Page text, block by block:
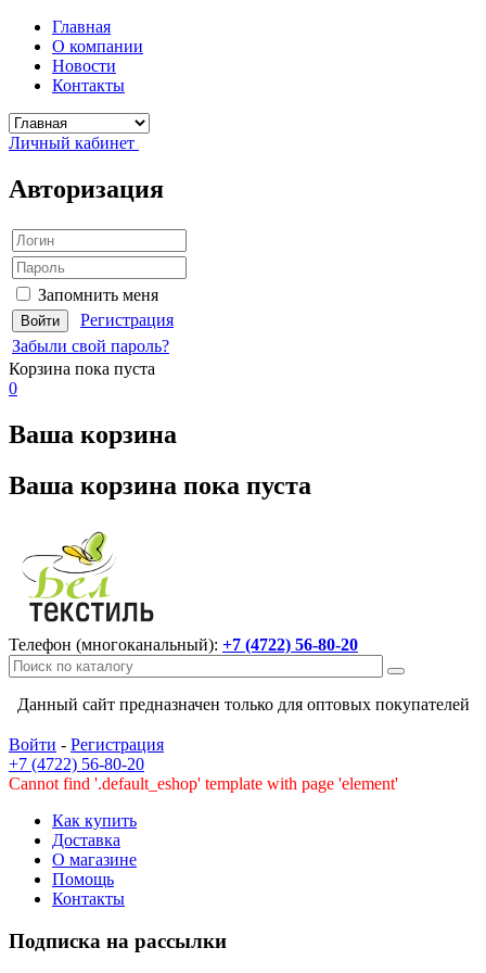
Главная
О компании
Новости
Контакты
Личный кабинет
Авторизация
Запомнить меня
Регистрация
Забыли свой пароль?
Корзина пока пуста
0
Ваша корзина
Ваша корзина пока пуста
Телефон (многоканальный): +7 (4722) 56-80-20
Данный сайт предназначен только для оптовых покупателей
Войти - Регистрация
+7 (4722) 56-80-20
Cannot find '.default_eshop' template with page 'element'
Как купить
Доставка
О магазине
Помощь
Контакты
Подписка на рассылки